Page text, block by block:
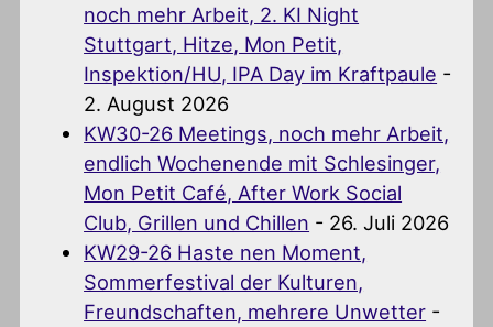
noch mehr Arbeit, 2. KI Night
Stuttgart, Hitze, Mon Petit,
Inspektion/HU, IPA Day im Kraftpaule -
2. August 2026
KW30-26 Meetings, noch mehr Arbeit,
endlich Wochenende mit Schlesinger,
Mon Petit Café, After Work Social
Club, Grillen und Chillen - 26. Juli 2026
KW29-26 Haste nen Moment,
Sommerfestival der Kulturen,
Freundschaften, mehrere Unwetter -